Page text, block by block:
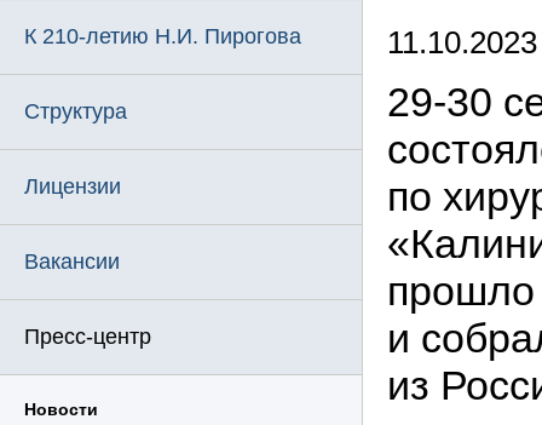
К 210-летию Н.И. Пирогова
Структура
Лицензии
Вакансии
Пресс-центр
Новости
11.10.2023
29-30
по
и
из